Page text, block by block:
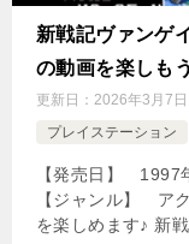
新戦記ヴァンゲ
の動画を楽しも
更新日： 2026年3月7日
プレイステーション
【発売日】 1997
【ジャンル】 ア
を楽しめます♪ 新